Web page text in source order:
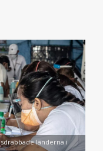
länderna i